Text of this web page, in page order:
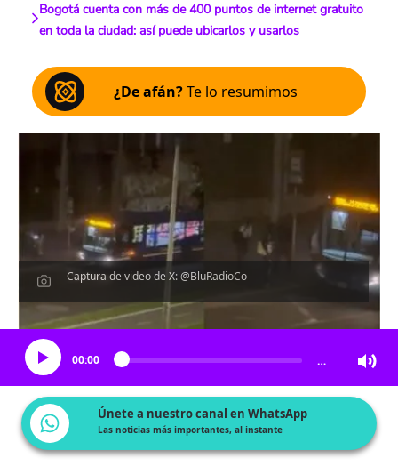
Bogotá cuenta con más de 400 puntos de internet gratuito
en toda la ciudad: así puede ubicarlos y usarlos
¿De afán?Te lo resumimos
Captura de video de X: @BluRadioCo
Escucha el artículo
00:00 …
Únete a nuestro canal en WhatsApp
Las noticias más importantes, al instante